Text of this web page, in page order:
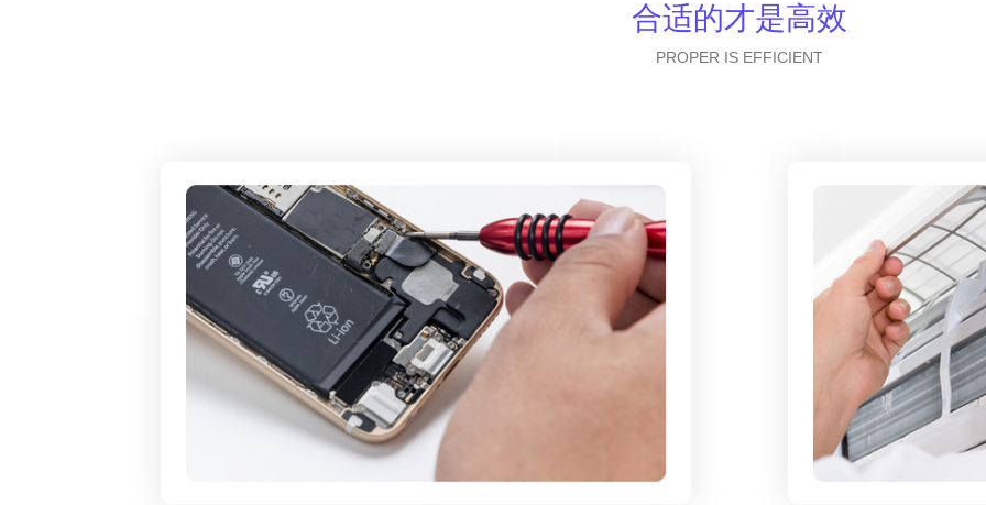
合适的才是高效
PROPER IS EFFICIENT